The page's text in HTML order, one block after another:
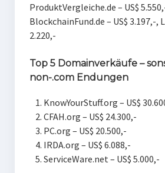
ProduktVergleiche.de – US$
BlockchainFund.de – US$ 3.197,-,
2.220,-
Top 5 Domainverkäufe –
non-.com Endungen
KnowYourStuff.org – US$
CFAH.org – US$ 24.300,-
PC.org – US$ 20.500,-
IRDA.org – US$ 6.088,-
ServiceWare.net – US$ 5.000,-